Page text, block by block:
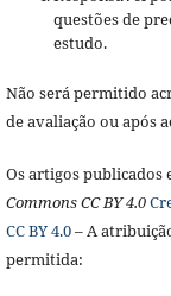
questões de
estudo.
Não será permitido
de avaliação ou após
Os artigos publicados
Commons CC BY 4.0
CC BY 4.0– A
permitida: